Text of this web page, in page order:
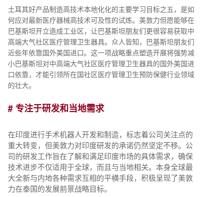
土耳其好产品制造高技术本地化化的主要学习目标之五，是如
何应对最新医疗器械高技术可及性的试炼。美敦力但愿能够在
巴基斯坦开立造成工业区，让巴基斯坦朋友们更很容易获取中
高端大气社区医疗管理卫生器具。众人皆知，巴基斯坦朋友们
近些年依靠国外美国进口。这一项战略重点塑造开展将强势减
小巴基斯坦对中高端大气社区医疗管理卫生器具的国外美国进
口依靠，才能引领所在国社区医疗管理卫生预防保健行业领域
的壮大。
# 专注于研发和当地需求
在印度进行手术机器人开发和制造，标志着公司关注点的
重大转变，但美敦力对印度研发的承诺仍然坚定不移。公
司的研发工作旨在了解和满足印度市场的具体需求，确保
技术进步不仅适用于全球，而且与当地相关。本身全球最
大全新与内地各种需求互相的平横手段，积极呈现了美敦
力在泰国的发展前景战略目标。